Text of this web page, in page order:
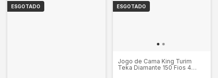
ESGOTADO ESGOTADO
Jogo de Cama King Turim
Teka Diamante 150 Fios 4